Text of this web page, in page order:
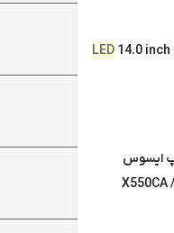
LED14.0 inch
ایسوس
X550CA